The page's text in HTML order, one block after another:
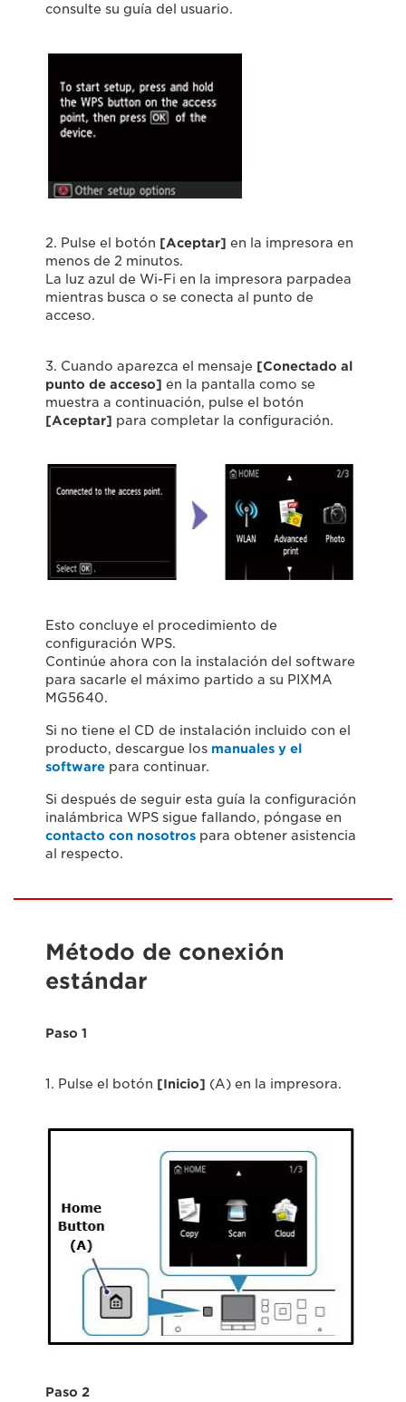
consulte su guía del usuario.
2. Pulse el botón [Aceptar] en la impresora en
menos de 2 minutos.
La luz azul de Wi-Fi en la impresora parpadea
mientras busca o se conecta al punto de
acceso.
3. Cuando aparezca el mensaje [Conectado al
punto de acceso] en la pantalla como se
muestra a continuación, pulse el botón
[Aceptar] para completar la configuración.
Esto concluye el procedimiento de
configuración WPS.
Continúe ahora con la instalación del software
para sacarle el máximo partido a su PIXMA
MG5640.
Si no tiene el CD de instalación incluido con el
producto, descargue los manuales y el
software para continuar.
Si después de seguir esta guía la configuración
inalámbrica WPS sigue fallando, póngase en
contacto con nosotros para obtener asistencia
al respecto.
Método de conexión
estándar
Paso 1
1. Pulse el botón [Inicio] (A) en la impresora.
Paso 2